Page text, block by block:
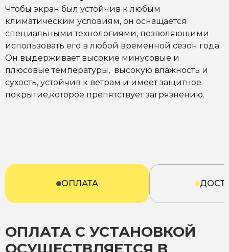
Чтобы экран был устойчив к любым
климатическим условиям, он оснащается
специальными технологиями, позволяющими
использовать его в любой временной сезон года.
Он выдерживает высокие минусовые и
плюсовые температуры, высокую влажность и
сухость, устойчив к ветрам и имеет защитное
покрытие,которое препятствует загрязнению.
ОПЛАТА
ОПЛАТА С УСТАНОВКОЙ
ОСУЩЕСТВЛЯЕТСЯ В